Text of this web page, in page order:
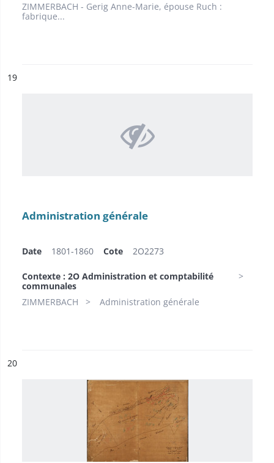
ZIMMERBACH - Gerig Anne-Marie, épouse Ruch :
fabrique...
n°
19
Administration générale
Date 1801-1860 Cote 2O2273
Contexte : 2O Administration et comptabilité
communales
ZIMMERBACH
Administration générale
n°
20